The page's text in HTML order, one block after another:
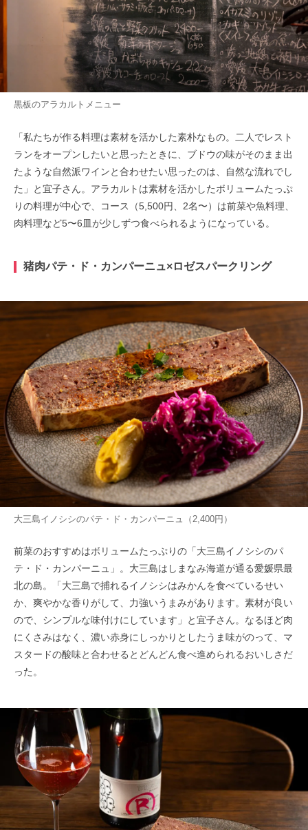
黒板のアラカルトメニュー
「私たちが作る料理は素材を活かした素朴なもの。二人でレスト
ランをオープンしたいと思ったときに、ブドウの味がそのまま出
たような自然派ワインと合わせたい思ったのは、自然な流れでし
た」と宜子さん。アラカルトは素材を活かしたボリュームたっぷ
りの料理が中心で、コース（5,500円、2名〜）は前菜や魚料理、
肉料理など5〜6皿が少しずつ食べられるようになっている。
猪肉パテ・ド・カンパーニュ×ロゼスパークリング
大三島イノシシのパテ・ド・カンパーニュ（2,400円）
前菜のおすすめはボリュームたっぷりの「大三島イノシシのパ
テ・ド・カンパーニュ」。大三島はしまなみ海道が通る愛媛県最
北の島。「大三島で捕れるイノシシはみかんを食べているせい
か、爽やかな香りがして、力強いうまみがあります。素材が良い
ので、シンプルな味付けにしています」と宜子さん。なるほど肉
にくさみはなく、濃い赤身にしっかりとしたうま味がのって、マ
スタードの酸味と合わせるとどんどん食べ進められるおいしさだ
った。